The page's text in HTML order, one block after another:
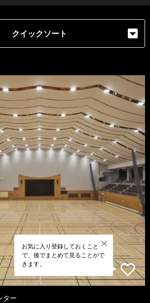
クイックソート
お気に入り登録しておくこと
で、後でまとめて見ることがで
きます。
ター